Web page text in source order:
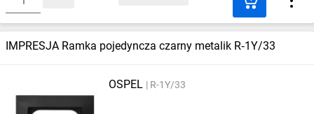
IMPRESJA Ramka pojedyncza czarny metalik R‑1Y/33
OSPEL R-1Y/33